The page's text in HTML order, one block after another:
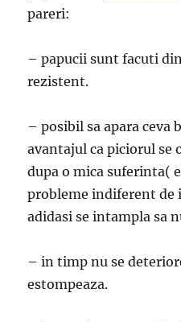
pareri:
– papucii sunt facuti
rezistent.
– posibil sa apara ceva
avantajul ca piciorul se
dupa o mica suferinta(
probleme indiferent de
adidasi se intampla sa
– in timp nu se
estompeaza.